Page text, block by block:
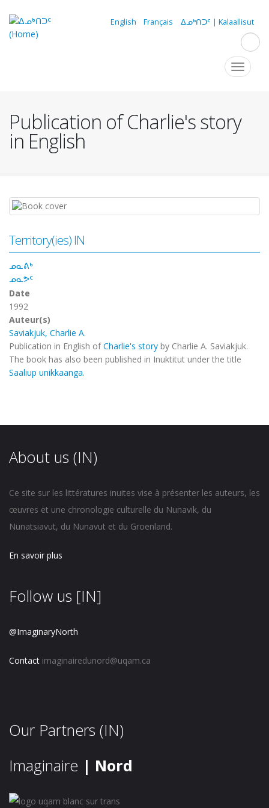
main
English Français ᐃᓄᒃᑎᑐᑦ | Kalaallisut
Toggle
Publication of Charlie's story
in English
Territory(ies) IN
ᓄᓇᕕᒃ
ᓄᓇᕗᑦ
Date
1992
Auteur(s)
Saviakjuk, Charlie A.
Publication in English ofCharlie's story by Charlie A. Saviakjuk.
The book has also been published in Inuktitut under the title
Saaliup unikkaanga.
About us (IN)
Ce site sur les littératures inuites vise à présenter les auteurs, les
œuvres et une chronologie culturelle du Nunavik, du
Nunatsiavut, du Nunavut et du Groenland.
En savoir plus
Follow us [IN]
@ImaginaryNorth
Contact imaginairedunord@uqam.ca
Our Partners (IN)
Imaginaire | Nord